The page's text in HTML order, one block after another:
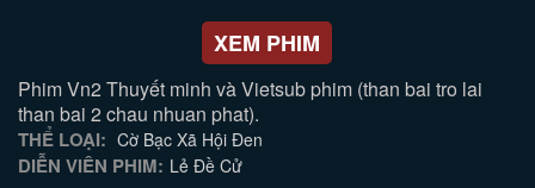
XEM PHIM
Phim Vn2 Thuyết minh và Vietsub phim (than bai tro lai
than bai 2 chau nhuan phat).
THỂ LOẠI: Cờ Bạc Xã Hội Đen
DIỄN VIÊN PHIM: Lẻ Đề Cử